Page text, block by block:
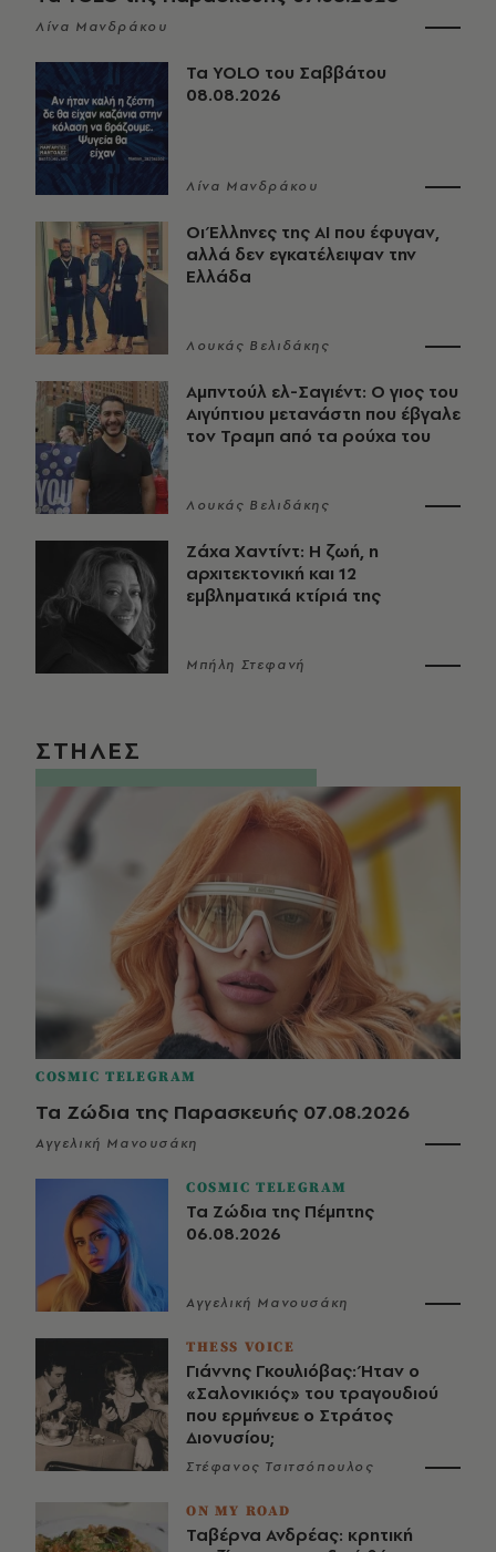
Λίνα Μανδράκου
Τα YOLO του Σαββάτου
08.08.2026
Λίνα Μανδράκου
Οι Έλληνες της ΑΙ που έφυγαν,
αλλά δεν εγκατέλειψαν την
Ελλάδα
Λουκάς Βελιδάκης
Αμπντούλ ελ-Σαγιέντ: Ο γιος του
Αιγύπτιου μετανάστη που έβγαλε
τον Τραμπ από τα ρούχα του
Λουκάς Βελιδάκης
Ζάχα Χαντίντ: Η ζωή, η
αρχιτεκτονική και 12
εμβληματικά κτίριά της
Μπήλη Στεφανή
ΣΤΗΛΕΣ
COSMIC TELEGRAM
Τα Ζώδια της Παρασκευής 07.08.2026
Αγγελική Μανουσάκη
COSMIC TELEGRAM
Τα Ζώδια της Πέμπτης
06.08.2026
Αγγελική Μανουσάκη
THESS VOICE
Γιάννης Γκουλιόβας: Ήταν ο
«Σαλονικιός» του τραγουδιού
που ερμήνευε ο Στράτος
Διονυσίου;
Στέφανος Τσιτσόπουλος
ON MY ROAD
Ταβέρνα Ανδρέας: κρητική